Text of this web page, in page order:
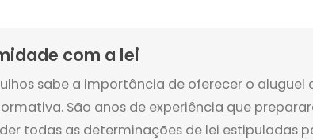
com a lei
sabe a importância de oferecer o
São anos de experiência que
todas as determinações de lei estipuladas